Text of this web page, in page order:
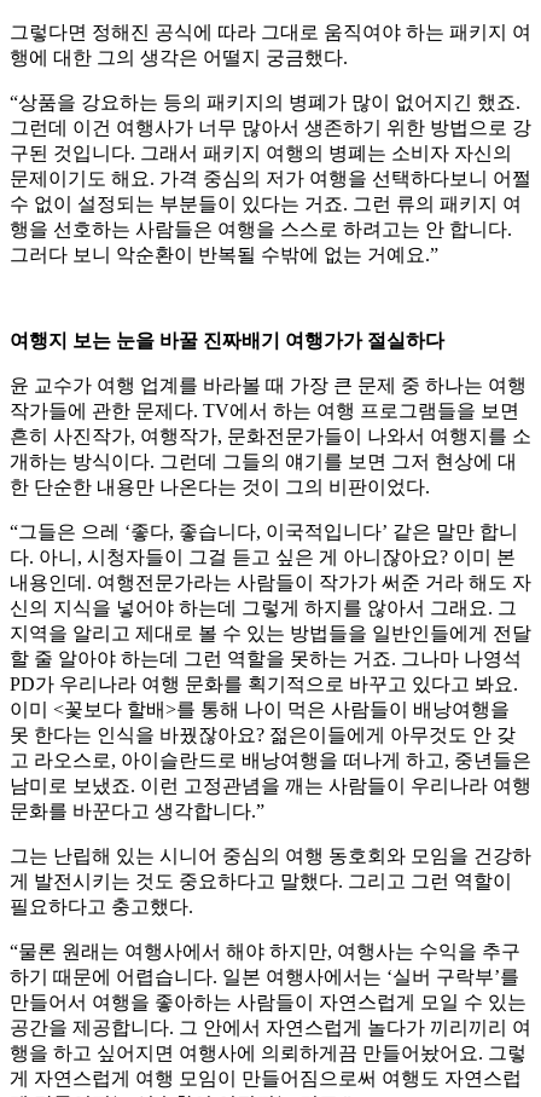
그렇다면 정해진 공식에 따라 그대로 움직여야 하는 패키지 여
행에 대한 그의 생각은 어떨지 궁금했다.
“상품을 강요하는 등의 패키지의 병폐가 많이 없어지긴 했죠.
그런데 이건 여행사가 너무 많아서 생존하기 위한 방법으로 강
구된 것입니다. 그래서 패키지 여행의 병폐는 소비자 자신의
문제이기도 해요. 가격 중심의 저가 여행을 선택하다보니 어쩔
수 없이 설정되는 부분들이 있다는 거죠. 그런 류의 패키지 여
행을 선호하는 사람들은 여행을 스스로 하려고는 안 합니다.
그러다 보니 악순환이 반복될 수밖에 없는 거예요.”
여행지 보는 눈을 바꿀 진짜배기 여행가가 절실하다
윤 교수가 여행 업계를 바라볼 때 가장 큰 문제 중 하나는 여행
작가들에 관한 문제다. TV에서 하는 여행 프로그램들을 보면
흔히 사진작가, 여행작가, 문화전문가들이 나와서 여행지를 소
개하는 방식이다. 그런데 그들의 얘기를 보면 그저 현상에 대
한 단순한 내용만 나온다는 것이 그의 비판이었다.
“그들은 으레 ‘좋다, 좋습니다, 이국적입니다’ 같은 말만 합니
다. 아니, 시청자들이 그걸 듣고 싶은 게 아니잖아요? 이미 본
내용인데. 여행전문가라는 사람들이 작가가 써준 거라 해도 자
신의 지식을 넣어야 하는데 그렇게 하지를 않아서 그래요. 그
지역을 알리고 제대로 볼 수 있는 방법들을 일반인들에게 전달
할 줄 알아야 하는데 그런 역할을 못하는 거죠. 그나마 나영석
PD가 우리나라 여행 문화를 획기적으로 바꾸고 있다고 봐요.
이미 <꽃보다 할배>를 통해 나이 먹은 사람들이 배낭여행을
못 한다는 인식을 바꿨잖아요? 젊은이들에게 아무것도 안 갖
고 라오스로, 아이슬란드로 배낭여행을 떠나게 하고, 중년들은
남미로 보냈죠. 이런 고정관념을 깨는 사람들이 우리나라 여행
문화를 바꾼다고 생각합니다.”
그는 난립해 있는 시니어 중심의 여행 동호회와 모임을 건강하
게 발전시키는 것도 중요하다고 말했다. 그리고 그런 역할이
필요하다고 충고했다.
“물론 원래는 여행사에서 해야 하지만, 여행사는 수익을 추구
하기 때문에 어렵습니다. 일본 여행사에서는 ‘실버 구락부’를
만들어서 여행을 좋아하는 사람들이 자연스럽게 모일 수 있는
공간을 제공합니다. 그 안에서 자연스럽게 놀다가 끼리끼리 여
행을 하고 싶어지면 여행사에 의뢰하게끔 만들어놨어요. 그렇
게 자연스럽게 여행 모임이 만들어짐으로써 여행도 자연스럽